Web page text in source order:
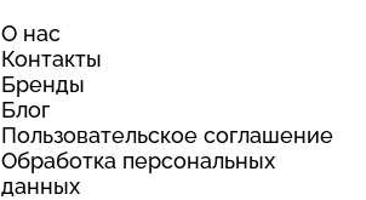
О нас
Контакты
Бренды
Блог
Пользовательское соглашение
Обработка персональных
данных